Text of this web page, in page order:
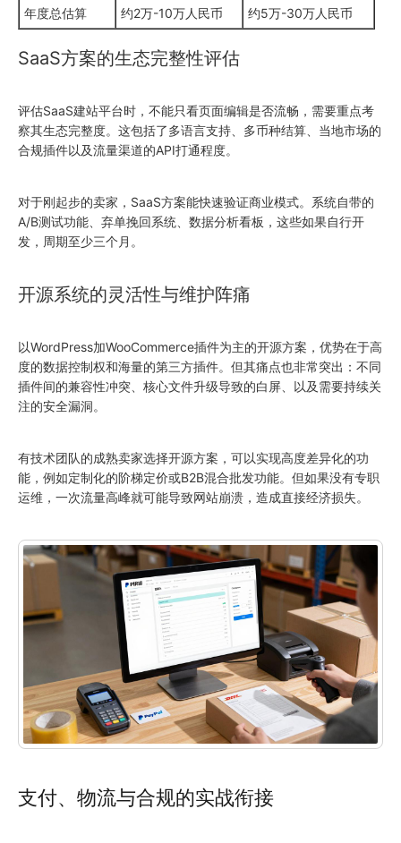
年度总估算
约2万-10万人民币 约5万-30万人民币
SaaS方案的生态完整性评估
评估SaaS建站平台时，不能只看页面编辑是否流畅，需要重点考
察其生态完整度。这包括了多语言支持、多币种结算、当地市场的
合规插件以及流量渠道的API打通程度。
对于刚起步的卖家，SaaS方案能快速验证商业模式。系统自带的
A/B测试功能、弃单挽回系统、数据分析看板，这些如果自行开
发，周期至少三个月。
开源系统的灵活性与维护阵痛
以WordPress加WooCommerce插件为主的开源方案，优势在于高
度的数据控制权和海量的第三方插件。但其痛点也非常突出：不同
插件间的兼容性冲突、核心文件升级导致的白屏、以及需要持续关
注的安全漏洞。
有技术团队的成熟卖家选择开源方案，可以实现高度差异化的功
能，例如定制化的阶梯定价或B2B混合批发功能。但如果没有专职
运维，一次流量高峰就可能导致网站崩溃，造成直接经济损失。
支付、物流与合规的实战衔接